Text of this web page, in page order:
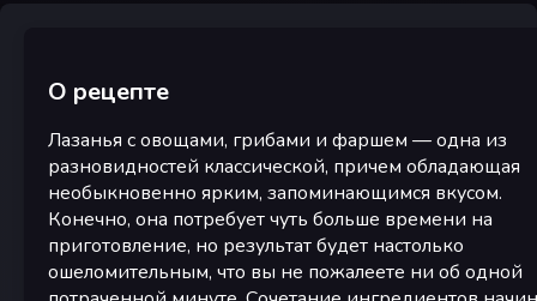
О рецепте
Лазанья с овощами, грибами и фаршем — одна из
разновидностей классической, причем обладающая
необыкновенно ярким, запоминающимся вкусом.
Конечно, она потребует чуть больше времени на
приготовление, но результат будет настолько
ошеломительным, что вы не пожалеете ни об одной